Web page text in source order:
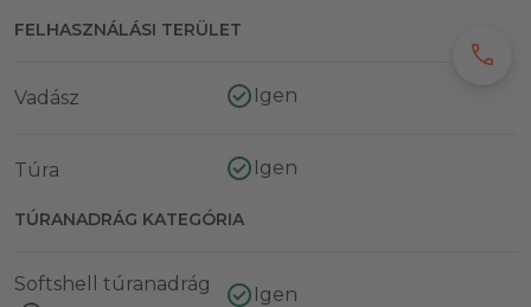
FELHASZNÁLÁSI TERÜLET
Vadász Igen
Túra Igen
TÚRANADRÁG KATEGÓRIA
Softshell túranadrág Igen
call